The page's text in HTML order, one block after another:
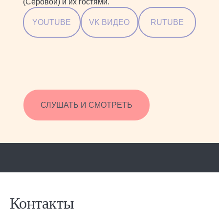
(Серовой) и их гостями.
YOUTUBE VK ВИДЕО RUTUBE
СЛУШАТЬ И СМОТРЕТЬ
Контакты